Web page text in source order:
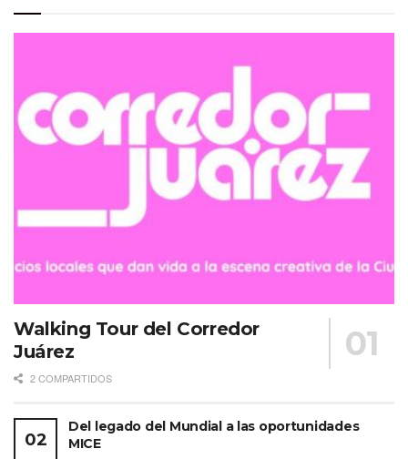
Walking Tour del Corredor
Juárez
2 COMPARTIDOS
Del legado del Mundial a las oportunidades
MICE